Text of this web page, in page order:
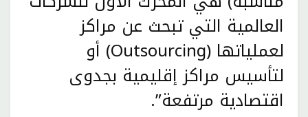
العالمية التي تبحث عن مراكز
لعملياتها (Outsourcing) أو
لتأسيس مراكز إقليمية بجدوى
اقتصادية مرتفعة”.